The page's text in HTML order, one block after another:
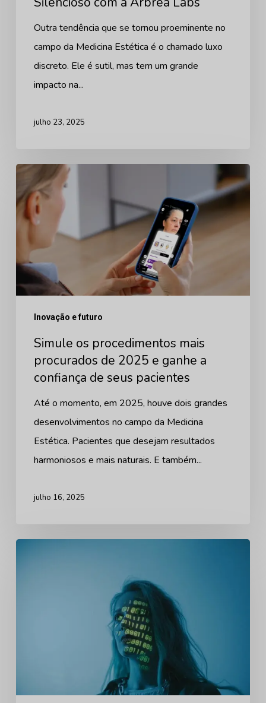
Outra tendência que se tornou proeminente no
campo da Medicina Estética é o chamado luxo
discreto. Ele é sutil, mas tem um grande
impacto na...
julho 23, 2025
os
procedimentos
mais
procurados
de
2025
confiança
seus
pacientes
Inovação e futuro
Simule os procedimentos mais
procurados de 2025 e ganhe a
confiança de seus pacientes
Até o momento, em 2025, houve dois grandes
desenvolvimentos no campo da Medicina
Estética. Pacientes que desejam resultados
harmoniosos e mais naturais. E também...
julho 16, 2025